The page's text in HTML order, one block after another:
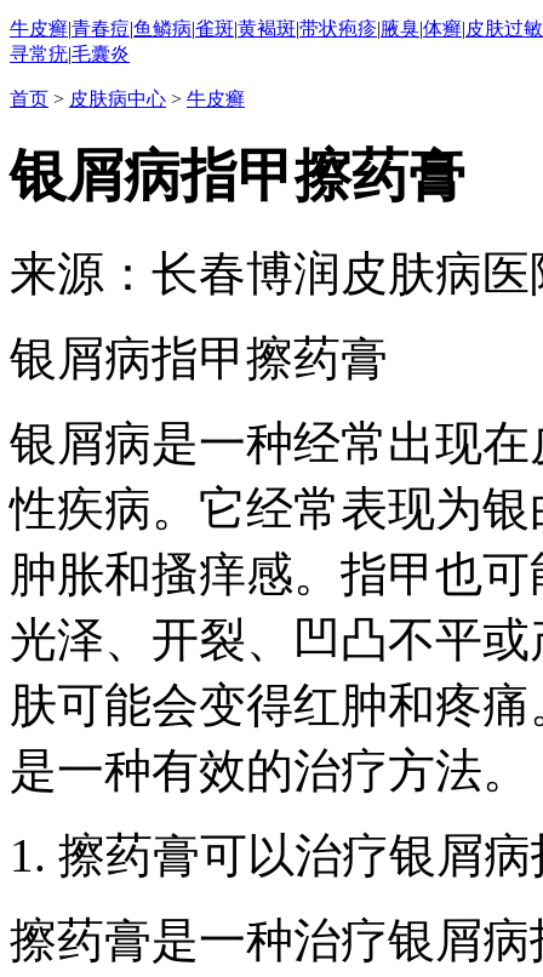
牛皮癣|青春痘|鱼鳞病|雀斑|黄褐斑|带状疱疹|腋臭|体癣|皮肤过敏
寻常疣|毛囊炎
首页 > 皮肤病中心 > 牛皮癣
银屑病指甲擦药膏
来源：长春博润皮肤病医
银屑病指甲擦药膏
银屑病是一种经常出现
性疾病。它经常表现为
肿胀和搔痒感。指甲也
光泽、开裂、凹凸不平
肤可能会变得红肿和疼
是一种有效的治疗方法。
1. 擦药膏可以治疗银屑
擦药膏是一种治疗银屑